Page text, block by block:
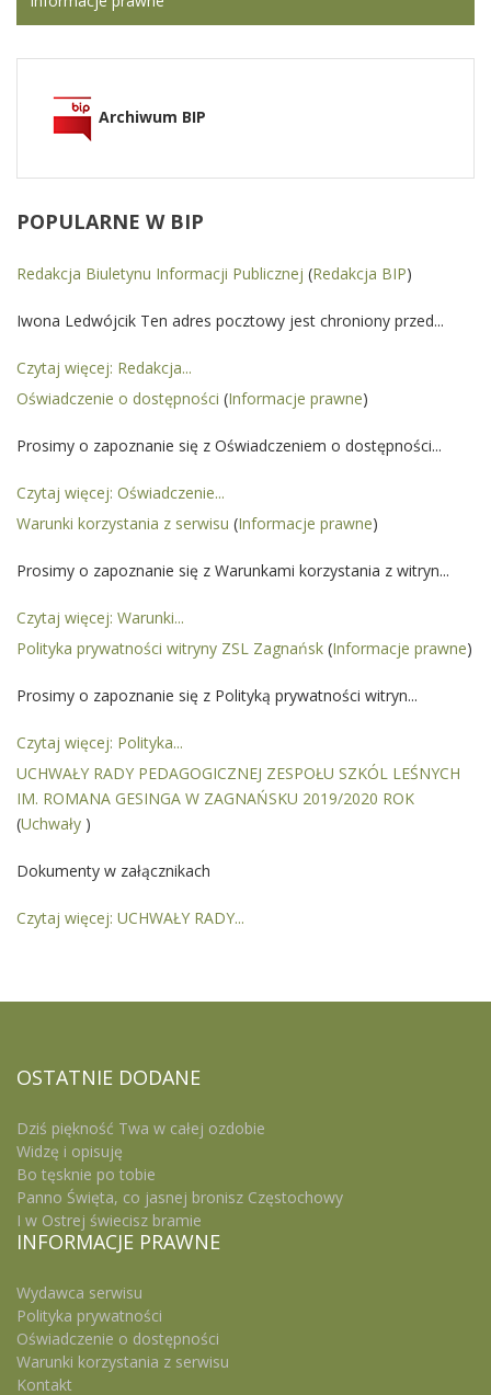
Archiwum BIP
POPULARNE W BIP
Redakcja Biuletynu Informacji Publicznej (Redakcja BIP)
Iwona Ledwójcik Ten adres pocztowy jest chroniony przed...
Czytaj więcej: Redakcja...
Oświadczenie o dostępności (Informacje prawne)
Prosimy o zapoznanie się z Oświadczeniem o dostępności...
Czytaj więcej: Oświadczenie...
Warunki korzystania z serwisu (Informacje prawne)
Prosimy o zapoznanie się z Warunkami korzystania z witryn...
Czytaj więcej: Warunki...
Polityka prywatności witryny ZSL Zagnańsk (Informacje prawne)
Prosimy o zapoznanie się z Polityką prywatności witryn...
Czytaj więcej: Polityka...
UCHWAŁY RADY PEDAGOGICZNEJ ZESPOŁU SZKÓL LEŚNYCH
IM. ROMANA GESINGA W ZAGNAŃSKU 2019/2020 ROK
(Uchwały )
Dokumenty w załącznikach
Czytaj więcej: UCHWAŁY RADY...
OSTATNIE DODANE
Dziś piękność Twa w całej ozdobie
Widzę i opisuję
Bo tęsknie po tobie
Panno Święta, co jasnej bronisz Częstochowy
I w Ostrej świecisz bramie
INFORMACJE PRAWNE
Wydawca serwisu
Polityka prywatności
Oświadczenie o dostępności
Warunki korzystania z serwisu
Kontakt